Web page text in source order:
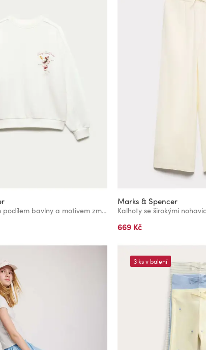
Mikina s vysokým podílem bavlny a motivem zmrzliny (6–16 let) Marks & Spencer smetanová
Marks & Spencer
669 Kč
3 ks v balení